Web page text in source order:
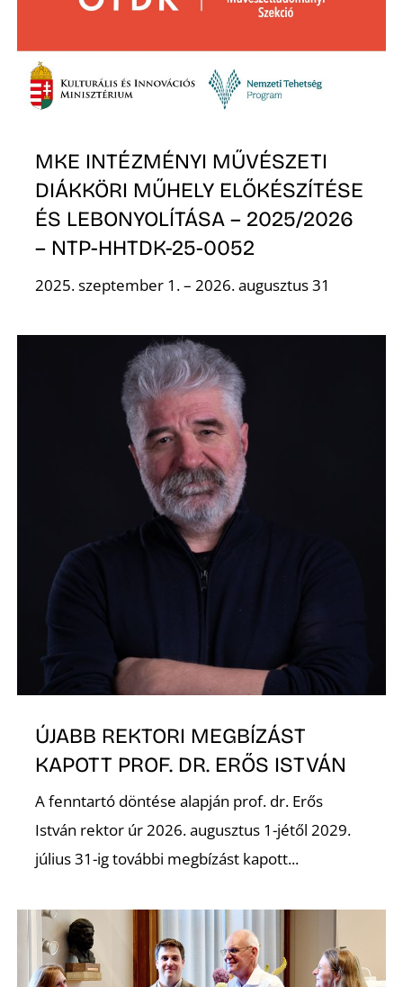
MKE INTÉZMÉNYI MŰVÉSZETI
DIÁKKÖRI MŰHELY ELŐKÉSZÍTÉSE
ÉS LEBONYOLÍTÁSA – 2025/2026
– NTP-HHTDK-25-0052
2025. szeptember 1. – 2026. augusztus 31
ÚJABB REKTORI MEGBÍZÁST
KAPOTT PROF. DR. ERŐS ISTVÁN
A fenntartó döntése alapján prof. dr. Erős
István rektor úr 2026. augusztus 1-jétől 2029.
július 31-ig további megbízást kapott...